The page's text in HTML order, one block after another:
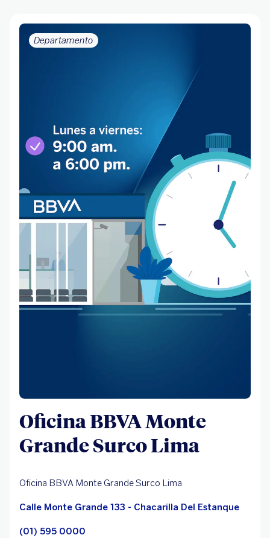
Departamento
Oficina BBVA Monte
Grande Surco Lima
Oficina BBVA Monte Grande Surco Lima
Calle Monte Grande 133 - Chacarilla Del Estanque
(01) 595 0000